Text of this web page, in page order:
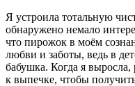
Я устроила тотальную
обнаружено немало
что пирожок в моём
любви и заботы, ведь в
бабушка. Когда я выросла,
к выпечке, чтобы